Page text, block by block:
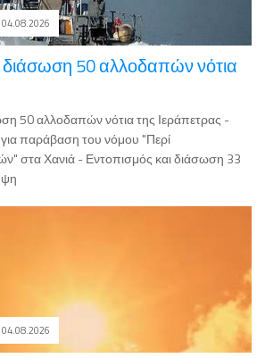
04.08.2026
διάσωση 50 αλλοδαπών νότια
50 αλλοδαπών νότια της Ιεράπετρας -
παράβαση του νόμου "Περί
στα Χανιά - Εντοπισμός και διάσωση 33
04.08.2026